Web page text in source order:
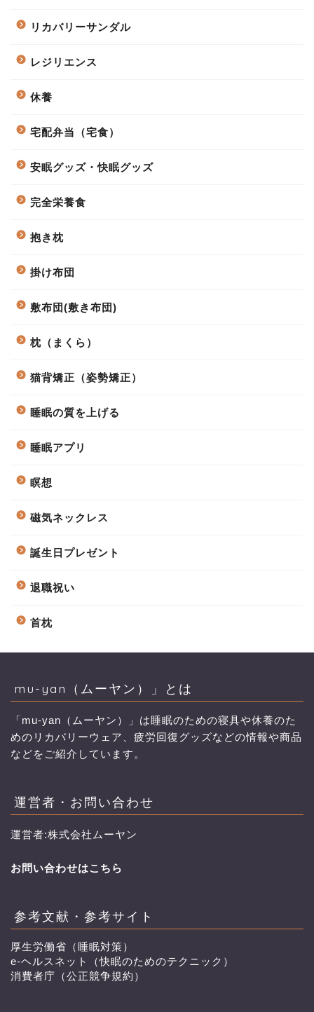
リカバリーサンダル
レジリエンス
休養
宅配弁当（宅食）
安眠グッズ・快眠グッズ
完全栄養食
抱き枕
掛け布団
敷布団(敷き布団)
枕（まくら）
猫背矯正（姿勢矯正）
睡眠の質を上げる
睡眠アプリ
瞑想
磁気ネックレス
誕生日プレゼント
退職祝い
首枕
mu-yan（ムーヤン）」とは
「mu-yan（ムーヤン）」は睡眠のための寝具や休養のた
めのリカバリーウェア、疲労回復グッズなどの情報や商品
などをご紹介しています。
運営者・お問い合わせ
運営者:株式会社ムーヤン
お問い合わせはこちら
参考文献・参考サイト
厚生労働省（睡眠対策）
e-ヘルスネット（快眠のためのテクニック）
消費者庁（公正競争規約）